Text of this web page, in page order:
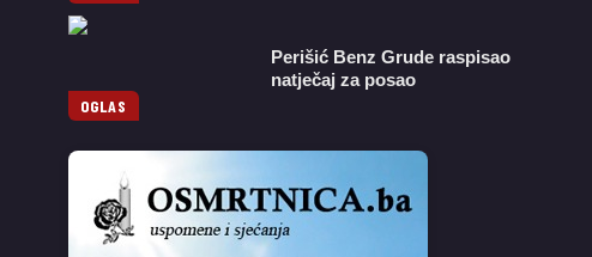
OGLAS
Perišić Benz Grude raspisao
natječaj za posao